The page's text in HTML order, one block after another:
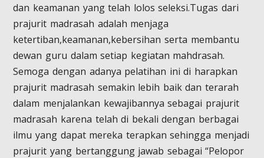
dan keamanan yang telah lolos seleksi.Tugas dari
prajurit madrasah adalah menjaga
ketertiban,keamanan,kebersihan serta membantu
dewan guru dalam setiap kegiatan mahdrasah.
Semoga dengan adanya pelatihan ini di harapkan
prajurit madrasah semakin lebih baik dan terarah
dalam menjalankan kewajibannya sebagai prajurit
madrasah karena telah di bekali dengan berbagai
ilmu yang dapat mereka terapkan sehingga menjadi
prajurit yang bertanggung jawab sebagai “Pelopor